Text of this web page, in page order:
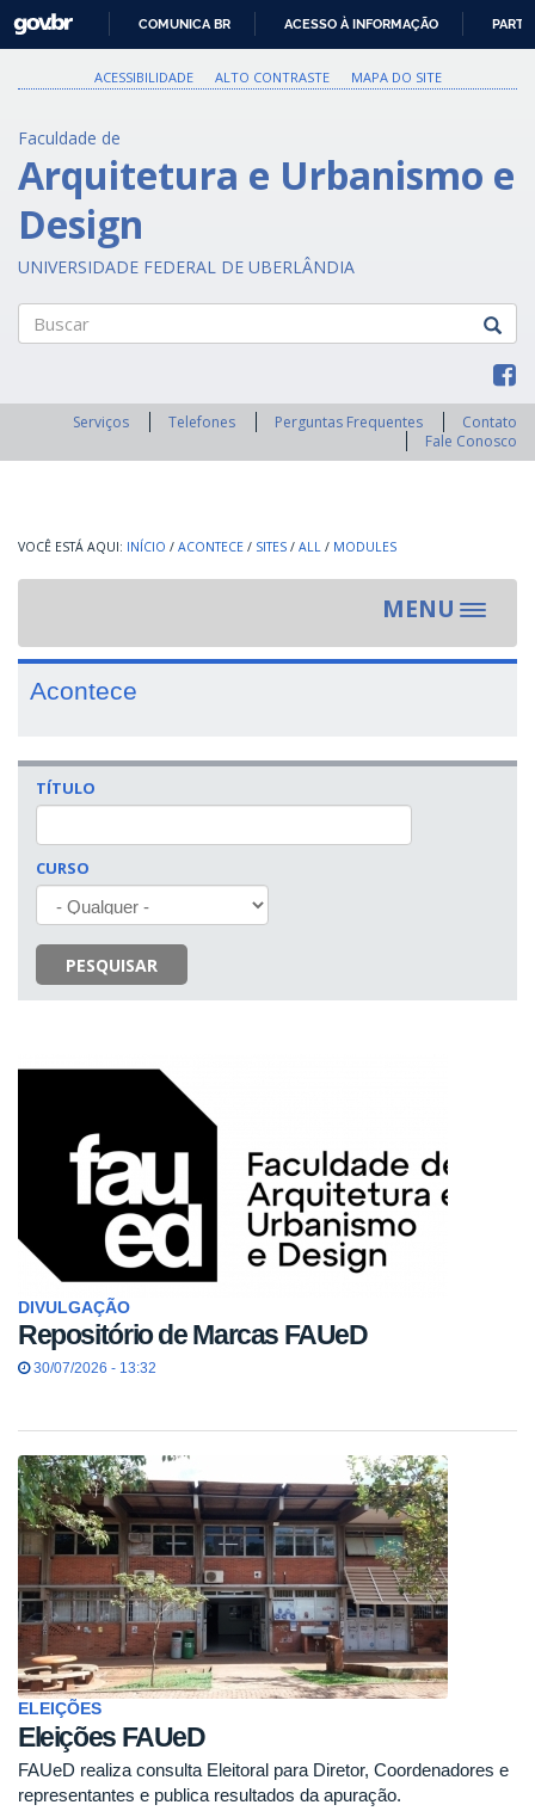
PARA
O
GOVBR
COMUNICA BR ACESSO À INFORMAÇÃO
ACESSIBILIDADE ALTO CONTRASTE MAPA DO SITE
Faculdade de
Arquitetura e Urbanismo e
Design
UNIVERSIDADE FEDERAL DE UBERLÂNDIA
Serviços Telefones Perguntas Frequentes
Contato
Fale Conosco
INÍCIO / ACONTECE / SITES / ALL / MODULES
MENU
Toggle
Acontece
TÍTULO
CURSO
PESQUISAR
DIVULGAÇÃO
Repositório de Marcas FAUeD
30/07/2026 - 13:32
ELEIÇÕES
Eleições FAUeD
FAUeD realiza consulta Eleitoral para Diretor, Coordenadores e
representantes e publica resultados da apuração.